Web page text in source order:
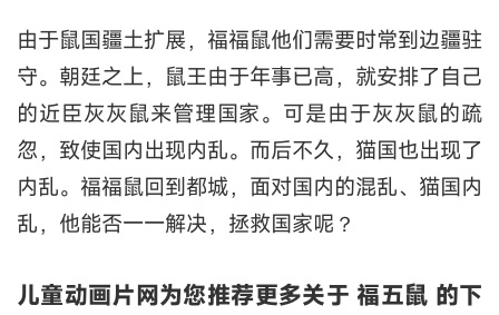
由于鼠国疆土扩展，福福鼠他们需要时常到边疆驻
守。朝廷之上，鼠王由于年事已高，就安排了自己
的近臣灰灰鼠来管理国家。可是由于灰灰鼠的疏
忽，致使国内出现内乱。而后不久，猫国也出现了
内乱。福福鼠回到都城，面对国内的混乱、猫国内
乱，他能否一一解决，拯救国家呢？
儿童动画片网为您推荐更多关于 福五鼠 的下